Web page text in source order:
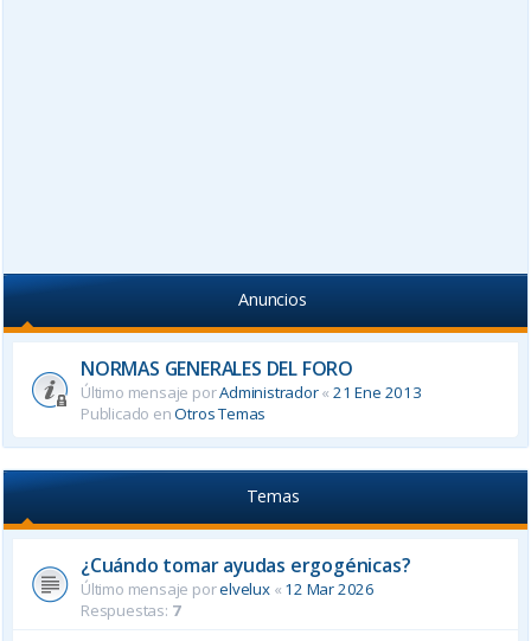
Anuncios
NORMAS GENERALES DEL FORO
Último mensaje porAdministrador«21 Ene 2013
Publicado enOtros Temas
Temas
¿Cuándo tomar ayudas ergogénicas?
Último mensaje porelvelux« 12 Mar 2026
Respuestas: 7